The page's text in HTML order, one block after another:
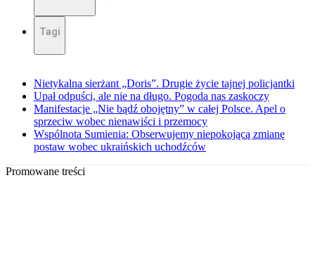
Tagi
Nietykalna sierżant „Doris”. Drugie życie tajnej policjantki
Upał odpuści, ale nie na długo. Pogoda nas zaskoczy
Manifestacje „Nie bądź obojętny” w całej Polsce. Apel o
sprzeciw wobec nienawiści i przemocy
Wspólnota Sumienia: Obserwujemy niepokojącą zmianę
postaw wobec ukraińskich uchodźców
Promowane treści